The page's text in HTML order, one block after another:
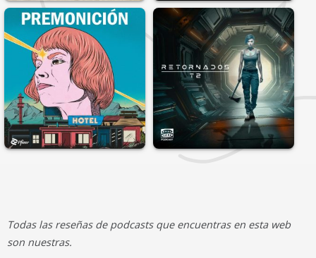
Todas las reseñas de podcasts que encuentras en esta web
son nuestras.